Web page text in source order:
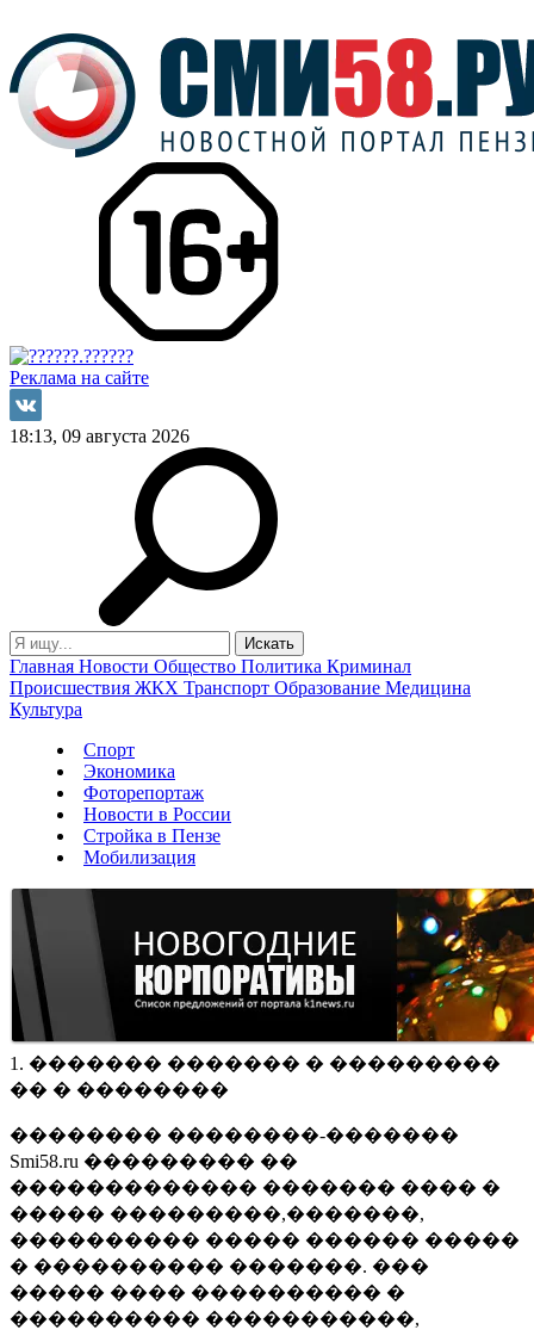
Реклама на сайте
18:13, 09 августа 2026
Главная Новости Общество Политика Криминал
Происшествия ЖКХ Транспорт Образование Медицина
Культура
Спорт
Экономика
Фоторепортаж
Новости в России
Стройка в Пензе
Мобилизация
1. ������� ������� � ���������
�� � ��������
�������� ��������-�������
Smi58.ru ��������� ��
������������� ������� ���� �
����� ���������,�������,
���������� ����� ������ �����
� ���������� �������. ���
����� ���� ���������� �
���������� �����������,